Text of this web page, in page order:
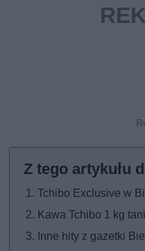
Tchibo Exclusive w
Kawa Tchibo 1 kg
Inne hity z gazetki